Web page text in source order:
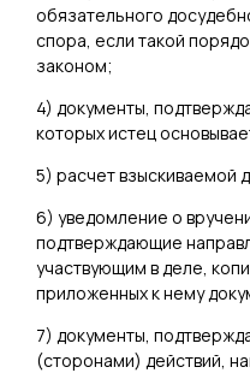
обязательного
спора, если такой
законом;
4) документы,
которых истец
5) расчет взыскиваемой
6) уведомление о
подтверждающие
участвующим в деле,
приложенных к нему
7) документы,
(сторонами) действий,